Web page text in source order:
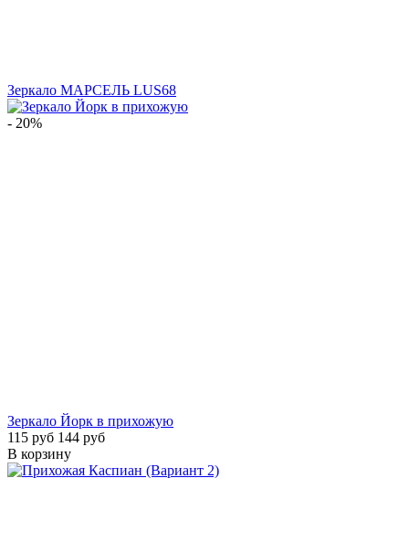
Зеркало МАРСЕЛЬ LUS68
- 20%
Зеркало Йорк в прихожую
115 руб 144 руб
В корзину